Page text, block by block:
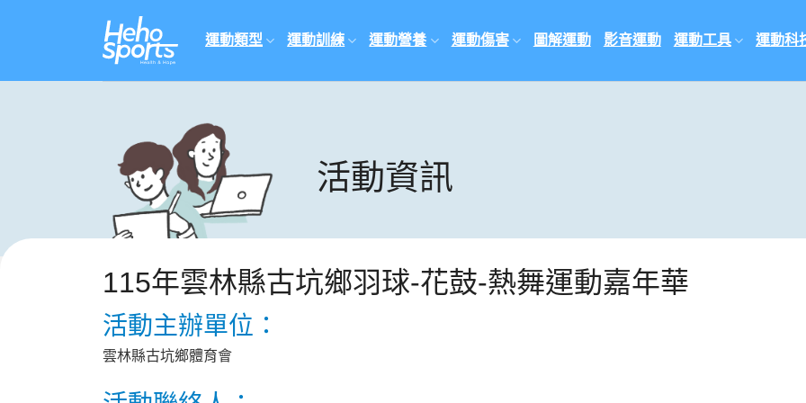
運動類型 運動訓練 運動營養 運動傷害 圖解運動 影音運動 運動工具 運動科
活動資訊
115年雲林縣古坑鄉羽球-花鼓-熱舞運動嘉年華
活動主辦單位：
雲林縣古坑鄉體育會